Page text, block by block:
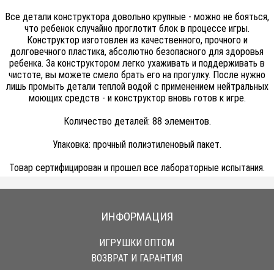
Все детали конструктора довольно крупные - можно не бояться,
что ребенок случайно проглотит блок в процессе игры.
Конструктор изготовлен из качественного, прочного и
долговечного пластика, абсолютно безопасного для здоровья
ребенка. За конструктором легко ухаживать и поддерживать в
чистоте, вы можете смело брать его на прогулку. После нужно
лишь промыть детали теплой водой с применением нейтральных
моющих средств - и конструктор вновь готов к игре.
Количество деталей: 88 элементов.
Упаковка: прочный полиэтиленовый пакет.
Товар сертифицирован и прошел все лабораторные испытания.
ИНФОРМАЦИЯ
ИГРУШКИ ОПТОМ
ВОЗВРАТ И ГАРАНТИЯ